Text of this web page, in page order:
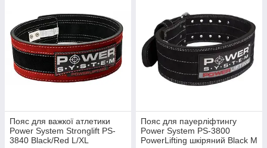
Пояс для важкої атлетики
Power System Stronglift PS-
3840 Black/Red L/XL
Пояс для пауерліфтингу
Power System PS-3800
PowerLifting шкіряний Black M